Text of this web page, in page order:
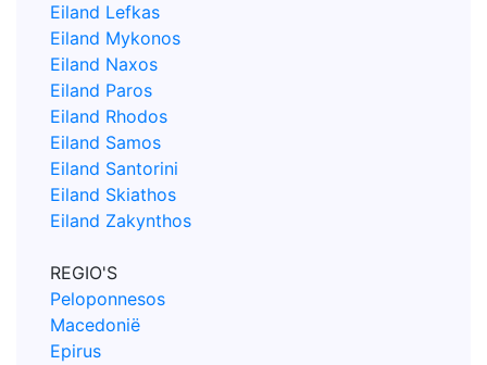
Eiland Lefkas
Eiland Mykonos
Eiland Naxos
Eiland Paros
Eiland Rhodos
Eiland Samos
Eiland Santorini
Eiland Skiathos
Eiland Zakynthos
REGIO'S
Peloponnesos
Macedonië
Epirus